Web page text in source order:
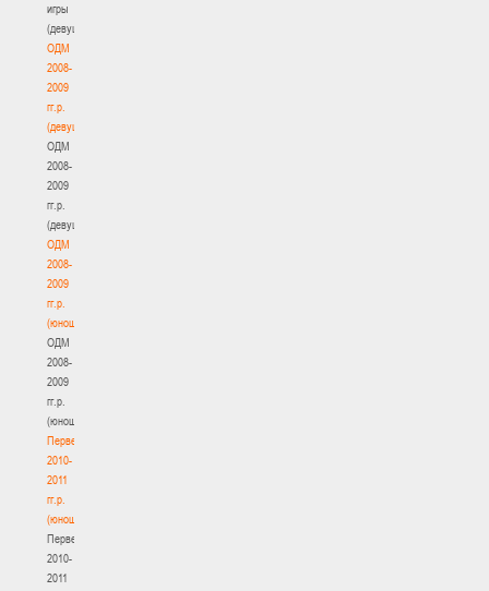
игры
(девушки)
ОДМ
2008-
2009
гг.р.
(девушки)
ОДМ
2008-
2009
гг.р.
(девушки)
ОДМ
2008-
2009
гг.р.
(юноши)
ОДМ
2008-
2009
гг.р.
(юноши)
Первенство
2010-
2011
гг.р.
(юноши)
Первенство
2010-
2011